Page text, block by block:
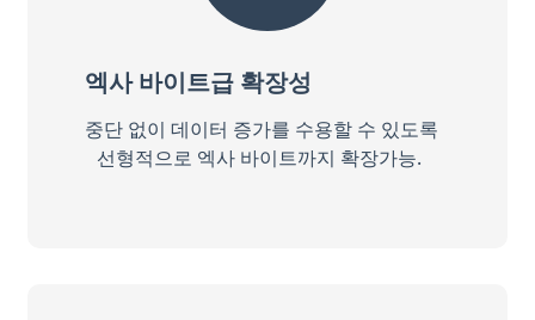
엑사 바이트급 확장성
중단 없이 데이터 증가를 수용할 수 있도록
선형적으로 엑사 바이트까지 확장가능.